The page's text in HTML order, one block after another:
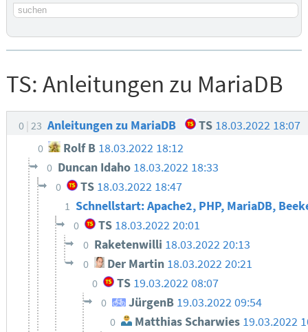
Suchbegriff
TS: Anleitungen zu MariaDB
0 23 Anleitungen zu MariaDB TS 18.03.2022 18:07
0 Rolf B 18.03.2022 18:12
0 Duncan Idaho 18.03.2022 18:33
0 TS 18.03.2022 18:47
1 Schnellstart: Apache2, PHP, MariaDB,
0 TS 18.03.2022 20:01
0 Raketenwilli 18.03.2022 20:13
0 Der Martin 18.03.2022 20:21
0 TS 19.03.2022 08:07
0 JürgenB 19.03.2022 09:54
0 Matthias Scharwies 19.03.2022